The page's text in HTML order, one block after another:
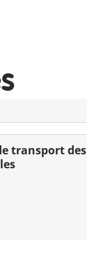
transport des